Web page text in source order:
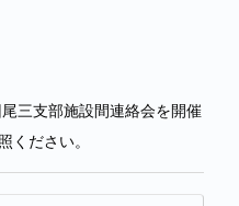
三支部施設間連絡会を開催
ください。